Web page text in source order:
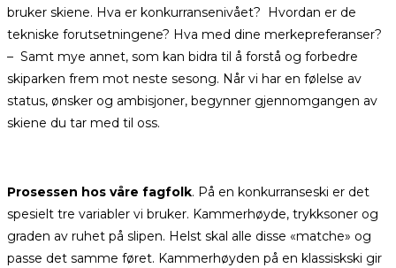
bruker skiene. Hva er konkurransenivået? Hvordan er de
tekniske forutsetningene? Hva med dine merkepreferanser?
– Samt mye annet, som kan bidra til å forstå og forbedre
skiparken frem mot neste sesong. Når vi har en følelse av
status, ønsker og ambisjoner, begynner gjennomgangen av
skiene du tar med til oss.
Prosessen hos våre fagfolk. På en konkurranseski er det
spesielt tre variabler vi bruker. Kammerhøyde, trykksoner og
graden av ruhet på slipen. Helst skal alle disse «matche» og
passe det samme føret. Kammerhøyden på en klassiskski gir